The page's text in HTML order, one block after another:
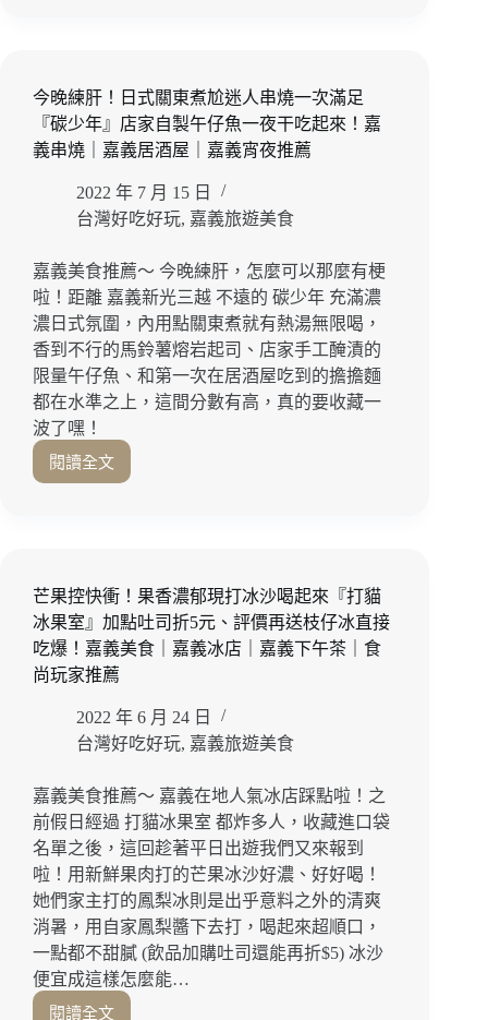
義
烤
雞
薦
高
空
夜
景
的
極
燒
肉
饗
宴
『老
乾
杯
嘉
義
耐
每
日
限
量
日
和
牛
肉
吃
起
來！
嘉
義
美
食
推
薦
今晚練肝！日式關東煮尬迷人串燒一次滿足
『碳少年』店家自製午仔魚一夜干吃起來！嘉
義串燒｜嘉義居酒屋｜嘉義宵夜推薦
2022 年 7 月 15 日
台灣好吃好玩, 嘉義旅遊美食
嘉義美食推薦～ 今晚練肝，怎麼可以那麼有梗
啦！距離 嘉義新光三越 不遠的 碳少年 充滿濃
濃日式氛圍，內用點關東煮就有熱湯無限喝，
香到不行的馬鈴薯熔岩起司、店家手工醃漬的
限量午仔魚、和第一次在居酒屋吃到的擔擔麵
都在水準之上，這間分數有高，真的要收藏一
波了嘿！
閱讀全文
今
式
關
東
煮
尬
人
串
一
次
滿
足
『碳
少
年』
店
家
芒果控快衝！果香濃郁現打冰沙喝起來『打貓
冰果室』加點吐司折5元、評價再送枝仔冰直接
吃爆！嘉義美食｜嘉義冰店｜嘉義下午茶｜食
尚玩家推薦
2022 年 6 月 24 日
台灣好吃好玩, 嘉義旅遊美食
嘉義美食推薦～ 嘉義在地人氣冰店踩點啦！之
前假日經過 打貓冰果室 都炸多人，收藏進口袋
名單之後，這回趁著平日出遊我們又來報到
啦！用新鮮果肉打的芒果冰沙好濃、好好喝！
她們家主打的鳳梨冰則是出乎意料之外的清爽
消暑，用自家鳳梨醬下去打，喝起來超順口，
一點都不甜膩 (飲品加購吐司還能再折$5) 冰沙
便宜成這樣怎麼能…
閱讀全文